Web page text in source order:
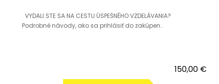
VYDALI STE SA NA CESTU ÚSPEŠNÉHO VZDELÁVANIA?
Podrobné návody, ako sa prihlásiť do zakúpen..
150,00 €